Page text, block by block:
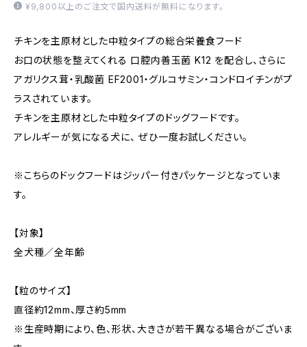
¥9,800以上のご注文で国内送料が無料になります。
チキンを主原材とした中粒タイプの総合栄養食フード
お口の状態を整えてくれる 口腔内善玉菌 K12 を配合し、さらに
アガリクス茸・乳酸菌 EF2001・グルコサミン・コンドロイチンがプ
ラスされています。
チキンを主原材とした中粒タイプのドッグフードです。
アレルギーが気になる犬に、 ぜひ一度お試しください。
※こちらのドックフードはジッパー付きパッケージとなっていま
す。
【対象】
全犬種／全年齢
【粒のサイズ】
直径約12mm、厚さ約5mm
※生産時期により、色、形状、大きさが若干異なる場合がございま